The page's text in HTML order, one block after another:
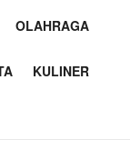
OLAHRAGA
KULINER